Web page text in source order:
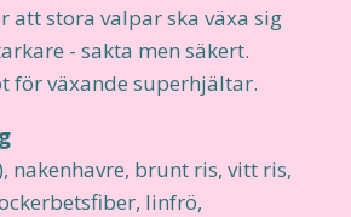
att stora valpar ska växa sig
- sakta men säkert.
för växande superhjältar.
nakenhavre, brunt ris, vitt ris,
linfrö,